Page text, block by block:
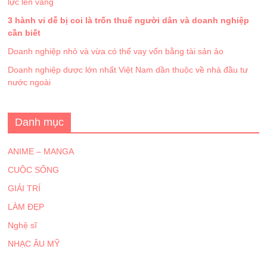
lực lên vàng
3 hành vi dễ bị coi là trốn thuế người dân và doanh nghiệp
cần biết
Doanh nghiệp nhỏ và vừa có thể vay vốn bằng tài sản ảo
Doanh nghiệp dược lớn nhất Việt Nam dần thuộc về nhà đầu tư
nước ngoài
Danh mục
ANIME – MANGA
CUỘC SỐNG
GIẢI TRÍ
LÀM ĐẸP
Nghệ sĩ
NHẠC ÂU MỸ